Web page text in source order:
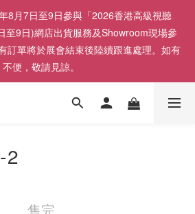
8月7日至9日參與「2026香港高級視聽
至9日)網店出貨服務及Showroom現場參
訂單將於展會結束後陸續跟進處理。如有
不便，敬請見諒。
2
售完